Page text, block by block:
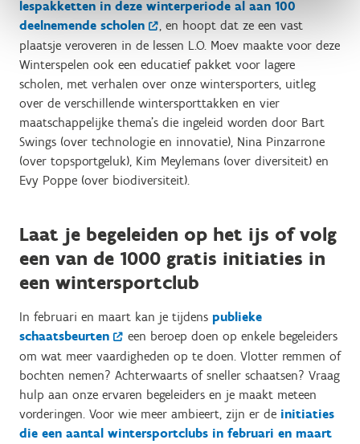
lespakketten in deze winterperiode al aan 100
deelnemende scholen
, en hoopt dat ze een vast
plaatsje veroveren in de lessen L.O. Moev maakte voor deze
Winterspelen ook een educatief pakket voor lagere
scholen, met verhalen over onze wintersporters, uitleg
over de verschillende wintersporttakken en vier
maatschappelijke thema’s die ingeleid worden door Bart
Swings (over technologie en innovatie), Nina Pinzarrone
(over topsportgeluk), Kim Meylemans (over diversiteit) en
Evy Poppe (over biodiversiteit).
Laat je begeleiden op het ijs of volg
een van de 1000 gratis initiaties in
een wintersportclub
In februari en maart kan je tijdens publieke
schaatsbeurten
een beroep doen op enkele begeleiders
om wat meer vaardigheden op te doen. Vlotter remmen of
bochten nemen? Achterwaarts of sneller schaatsen? Vraag
hulp aan onze ervaren begeleiders en je maakt meteen
vorderingen. Voor wie meer ambieert, zijn er de initiaties
die een aantal wintersportclubs in februari en maart